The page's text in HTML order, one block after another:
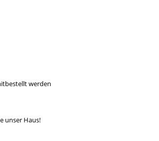
werden
unser Haus!